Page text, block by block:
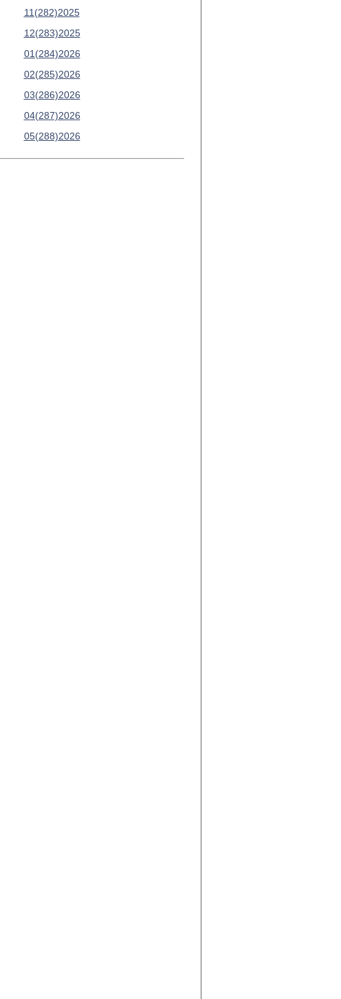
11(282)2025
12(283)2025
01(284)2026
02(285)2026
03(286)2026
04(287)2026
05(288)2026